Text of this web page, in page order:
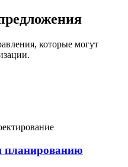
которые могут
планированию